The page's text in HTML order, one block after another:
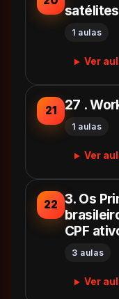
satélites
1 aulas
Ver
21 27 .
1 aulas
Ver
22 3. Os
CPF
3 aulas
Ver